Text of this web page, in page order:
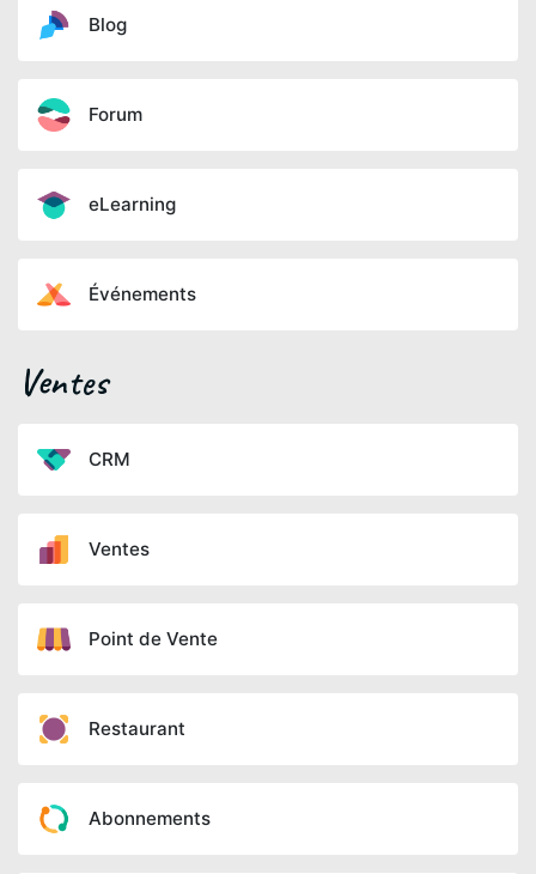
Blog
Forum
eLearning
Événements
Ventes
CRM
Ventes
Point de Vente
Restaurant
Abonnements